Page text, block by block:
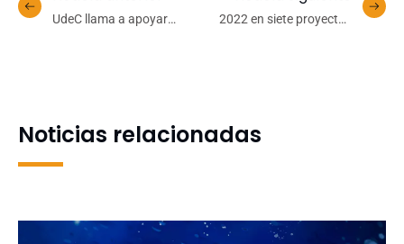
UdeC llama a apoyar
2022 en siete proyectos
Noticias relacionadas